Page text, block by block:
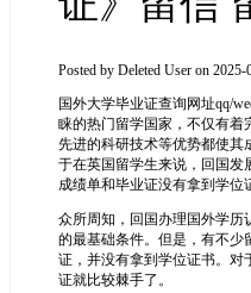
Posted by Deleted User on 2025-
国外大学毕业证查询网址qq/
睐的热门留学国家，不仅有着
先进的科研技术等优势都使其
于在英国留学生来说，回国发
成绩单和毕业证没有拿到学位
众所周知，回国办理国外学历
的最基础条件。但是，有不少
证，并没有拿到学位证书。对
证就比较棘手了。